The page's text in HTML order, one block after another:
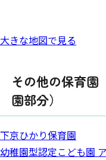
大きな地図で見る
その他の保育園
園部分）
下京ひかり保育園
幼稚園型認定こども園